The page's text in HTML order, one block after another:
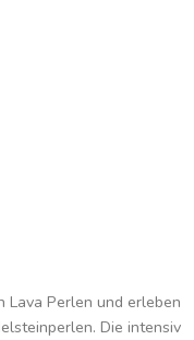
ein, exklusive
verwirklichen
sondern auch
Sie jetzt und
und tiefen
Quarz Perle inspirieren!
Lava Perlen und erleben
Die intensiv